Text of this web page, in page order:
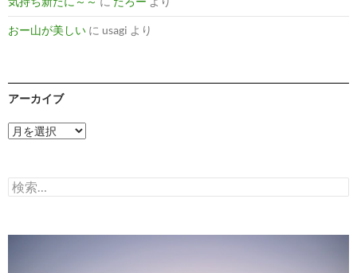
おー山が美しい に usagi より
アーカイブ
ア
ー
ブ
検
索: